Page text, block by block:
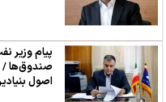
صندوق‌ها /
اصول